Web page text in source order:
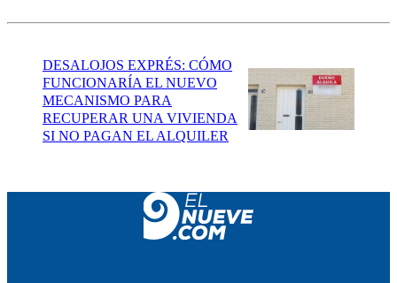
DESALOJOS EXPRÉS: CÓMO
FUNCIONARÍA EL NUEVO
MECANISMO PARA
RECUPERAR UNA VIVIENDA
SI NO PAGAN EL ALQUILER